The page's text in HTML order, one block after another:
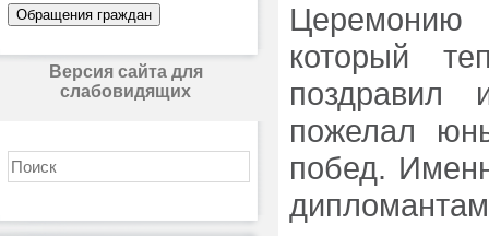
Версия сайта для
слабовидящих
Церемонию
который
пожелал
побед.
дипломантам